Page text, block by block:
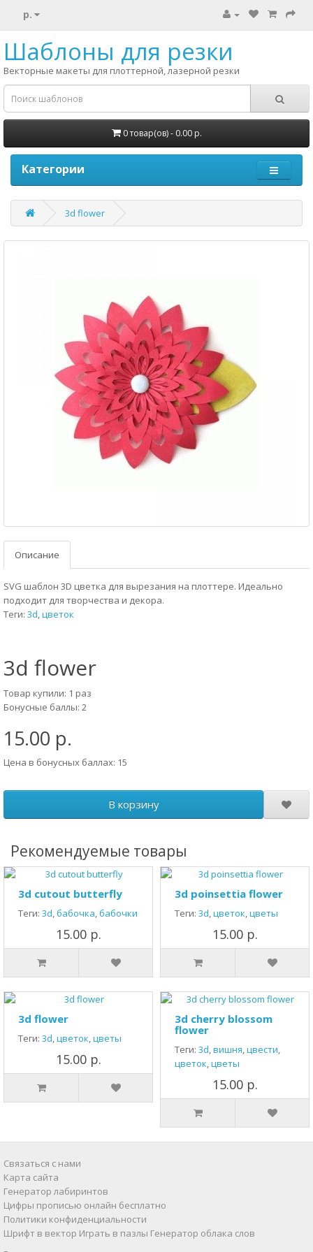
р.
Шаблоны для резки
Векторные макеты для плоттерной, лазерной резки
0 товар(ов) - 0.00 р.
Категории
3d flower
Описание
SVG шаблон 3D цветка для вырезания на плоттере. Идеально
подходит для творчества и декора.
Теги: 3d,цветок
3d flower
Товар купили: 1 раз
Бонусные баллы: 2
15.00 р.
Цена в бонусных баллах: 15
В корзину
Рекомендуемые товары
3d cutout butterfly
Теги: 3d,бабочка,бабочки
15.00 р.
3d poinsettia flower
Теги: 3d,цветок,цветы
15.00 р.
3d flower
Теги: 3d,цветок,цветы
15.00 р.
3d cherry blossom
flower
Теги: 3d,вишня,цвести,
цветок,цветы
15.00 р.
Связаться с нами
Карта сайта
Генератор лабиринтов
Цифры прописью онлайн бесплатно
Политики конфиденциальности
Шрифт в вектор Играть в пазлы Генератор облака слов